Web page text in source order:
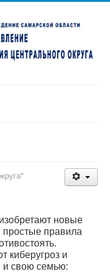
на прием
новые
правила
киберугроз и
и свою семью: